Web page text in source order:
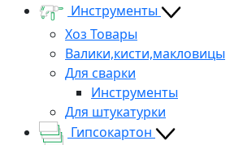
Инструменты
Хоз Товары
Валики,кисти,макловицы
Для сварки
Инструменты
Для штукатурки
Гипсокартон